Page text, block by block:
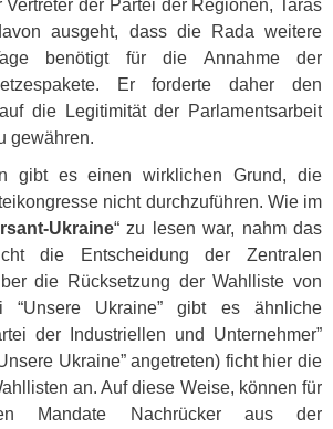
Vertreter der Partei der Regionen, Taras
ausgeht, dass die Rada weitere
benötigt für die Annahme der
Er forderte daher den
die Legitimität der Parlamentsarbeit
gewähren.
gibt es einen wirklichen Grund, die
nicht durchzuführen. Wie im
Ukraine“ zu lesen war, nahm das
die Entscheidung der Zentralen
die Rücksetzung der Wahlliste von
“Unsere Ukraine” gibt es ähnliche
der Industriellen und Unternehmer”
Ukraine” angetreten) ficht hier die
an. Auf diese Weise, können für
Mandate Nachrücker aus der